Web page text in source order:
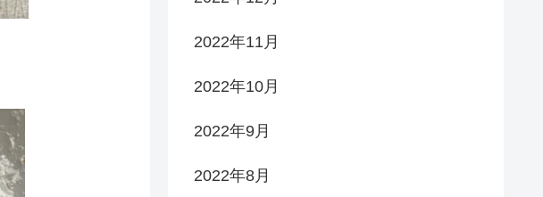
2022年11月
2022年10月
2022年9月
2022年8月